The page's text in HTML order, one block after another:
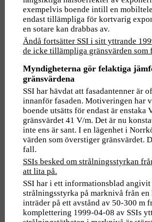
exempelvis boende intill en
endast tillämpliga för kortvarig
en sotare kan drabbas av.
Ändå fortsätter SSI i sitt yttrande
de icke tillämpliga gränsvärden som
Myndigheterna gör felaktiga
gränsvärdena
SSI har hävdat att fasadantenner är
innanför fasaden. Motiveringen har
boende utsätts för endast är enstaka
gränsvärdet 41 V/m. Det är nu
inte ens är sant. I en lägenhet i
värden som överstiger gränsvärdet.
fall.
SSIs besked om strålningsstyrkan
att lita på.
SSI har i ett informationsblad
strålningsstyrka på marknivå från en
inträder på ett avstånd av 50-300 m
komplettering 1999-04-08 av SSIs